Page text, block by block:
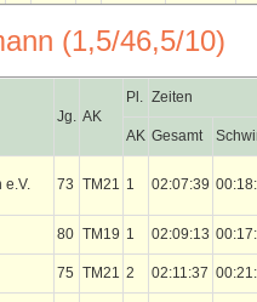
(1,5/46,5/10)
Jg. AK
Pl. Zeiten
AK Gesamt
e.V. 73 TM21 1 02:07:39
80 TM19 1 02:09:13
75 TM21 2 02:11:37